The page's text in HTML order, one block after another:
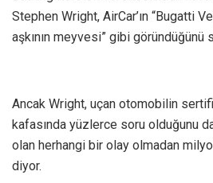
Stephen Wright, AirCar’ın “Bugatti
aşkının meyvesi” gibi göründüğünü
Ancak Wright, uçan otomobilin
kafasında yüzlerce soru olduğunu
olan herhangi bir olay olmadan
diyor.